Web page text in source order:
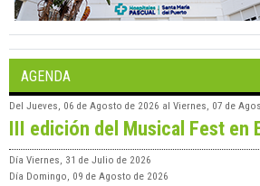
AGENDA
Del Jueves, 06 de Agosto de 2026 al Viernes, 07 de
III edición del Musical Fest en
Día Viernes, 31 de Julio de 2026
Día Domingo, 09 de Agosto de 2026